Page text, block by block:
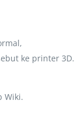
ke printer 3D.
Wiki.